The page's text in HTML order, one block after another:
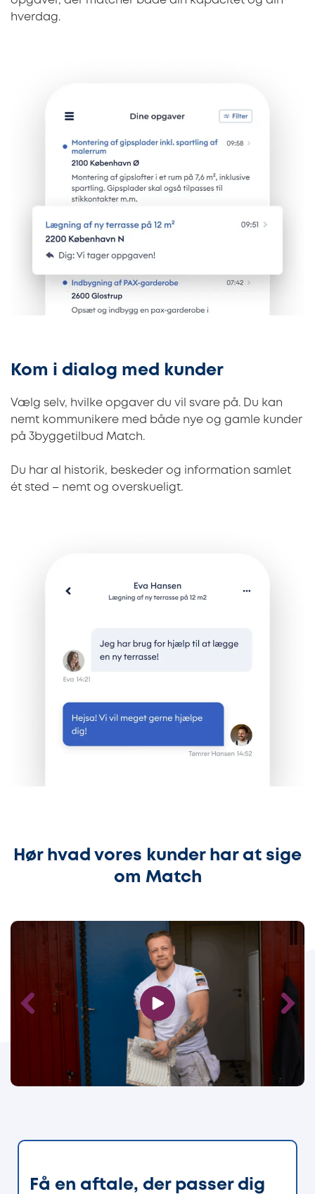
hverdag.
Kom i dialog med kunder
Vælg selv, hvilke opgaver du vil svare på. Du kan
nemt kommunikere med både nye og gamle kunder
på 3byggetilbud Match.
Du har al historik, beskeder og information samlet
ét sted – nemt og overskueligt.
Hør hvad vores kunder har at sige
om Match
Få en aftale, der passer dig